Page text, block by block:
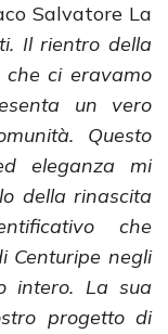
Salvatore La
Il rientro della
ci eravamo
un vero
Questo
eleganza mi
della rinascita
che
Centuripe negli
intero. La sua
progetto di